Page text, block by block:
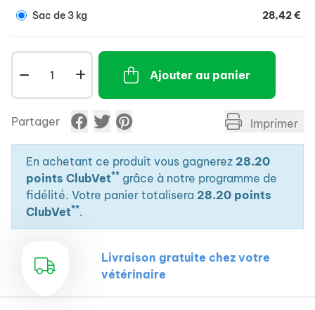
Sac de 3 kg 28,42 €
Ajouter au panier
Partager Imprimer
En achetant ce produit vous gagnerez 28.20
points ClubVet** grâce à notre programme de
fidélité. Votre panier totalisera 28.20 points
ClubVet**.
Livraison gratuite chez votre
vétérinaire